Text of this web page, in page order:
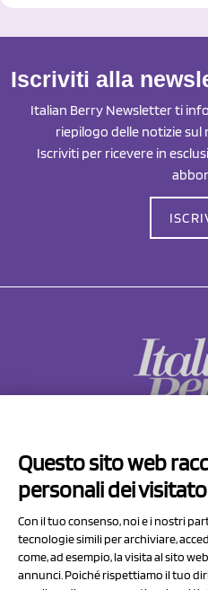
Iscriviti alla
Italian Berry Newsletter ti
riepilogo delle notizie
Iscriviti per ricevere in
Via Prov.le
41057
P.I/C.F.
Questo sito web
personali dei
Con il tuo consenso, noi e i nostri
tecnologie simili per archiviare,
come, ad esempio, la visita al sito
annunci. Poiché rispettiamo il tuo